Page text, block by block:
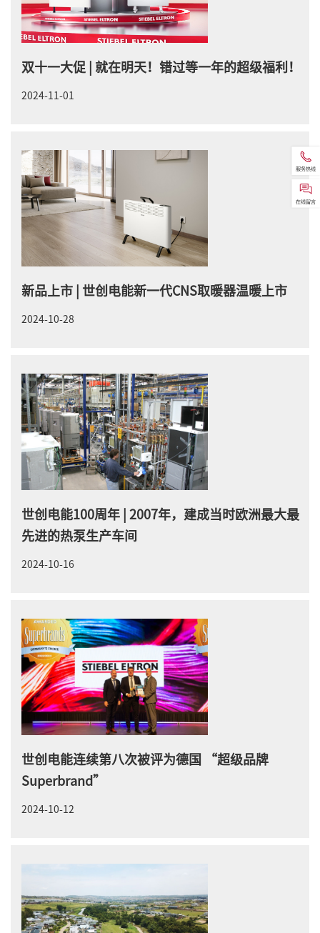
双十一大促 | 就在明天！错过等一年的超级福利！
2024-11-01
新品上市 | 世创电能新一代CNS取暖器温暖上市
2024-10-28
世创电能100周年 | 2007年，建成当时欧洲最大最
先进的热泵生产车间
2024-10-16
世创电能连续第八次被评为德国 “超级品牌
Superbrand”
2024-10-12
服务热线
在线留言